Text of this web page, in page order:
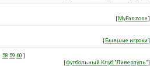
[MyFanzone]
[Бывшие игроки]
58 59 60 ]
[Футбольный Клуб "Ливерпуль"]